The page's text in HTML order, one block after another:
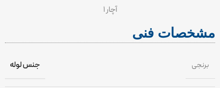
۱ آچار
مشخصات فنی
جنس لوله برنجی